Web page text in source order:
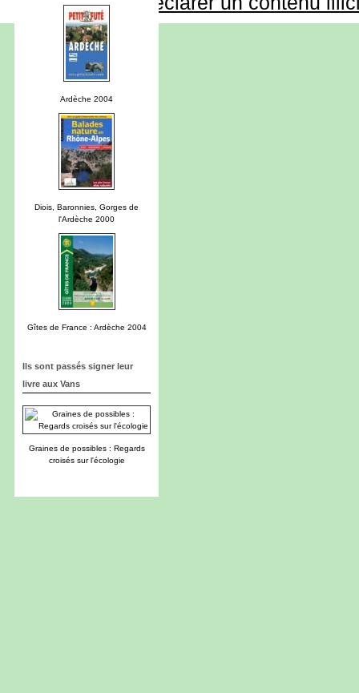
Ardèche 2004
Diois, Baronnies, Gorges de
l'Ardèche 2000
Gîtes de France : Ardèche 2004
Ils sont passés signer leur
livre aux Vans
Graines de possibles : Regards
croisés sur l'écologie